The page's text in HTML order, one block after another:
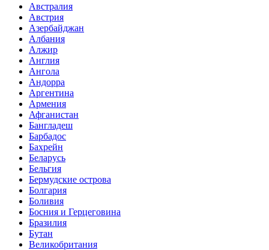
Австралия
Австрия
Азербайджан
Албания
Алжир
Англия
Ангола
Андорра
Аргентина
Армения
Афганистан
Бангладеш
Барбадос
Бахрейн
Беларусь
Бельгия
Бермудские острова
Болгария
Боливия
Босния и Герцеговина
Бразилия
Бутан
Великобритания